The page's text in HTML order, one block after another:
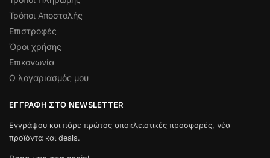
Τρόποι Αποστολής
Επιστροφές
Όροι χρήσης
Επικονωνία
Ο λογαριασμός μου
ΕΓΓΡΑΦΉ ΣΤΟ NEWSLETTER
Εγγράψου και πάρε πρώτος αποκλειστικές προσφορές, νέα
προϊόντα και deals.